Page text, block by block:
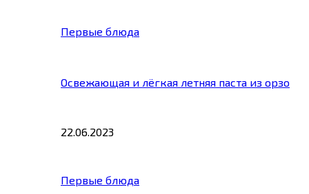
Первые блюда
Освежающая и лёгкая летняя паста из орзо
22.06.2023
Первые блюда